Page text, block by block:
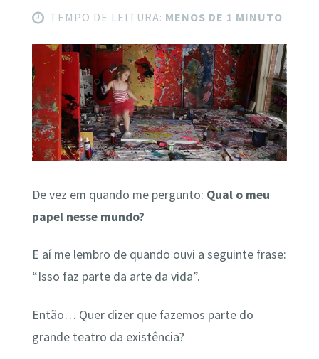
TEMPO DE LEITURA: MENOS DE 1 MINUTO
De vez em quando me pergunto: Qual o meu
papel nesse mundo?
E aí me lembro de quando ouvi a seguinte frase:
“Isso faz parte da arte da vida”.
Então… Quer dizer que fazemos parte do
grande teatro da existência?